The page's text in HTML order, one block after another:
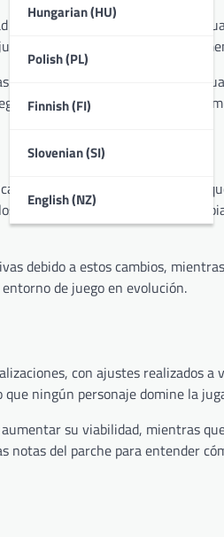
Hungarian (HU)
Polish (PL)
Finnish (FI)
Slovenian (SI)
English (NZ)
mejoras en la jugabilidad y
realizados en diferentes
agilizar la interacción del
de las sugerencias de la
de juego, alterando la forma en
tiempos de recarga pueden
debido a estos cambios,
de juego en evolución.
con ajustes realizados a
ningún personaje domine la
su viabilidad, mientras
notas del parche para entender